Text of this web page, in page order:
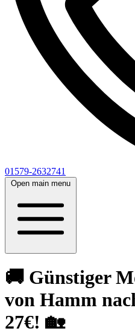
01579-2632741
Open main menu
🚚 Günstiger
von Hamm
27€! 🏡